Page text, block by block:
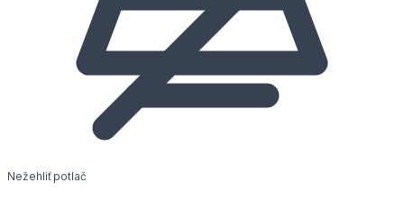
Nežehliť potlač